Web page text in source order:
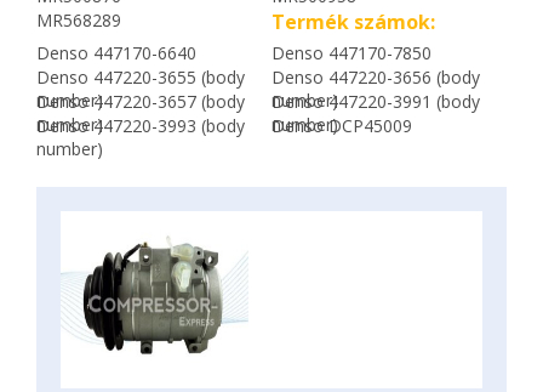
MR568289
Termék számok:
Denso 447170-6640
Denso 447170-7850
Denso 447220-3655 (body
number)
Denso 447220-3656 (body
number)
Denso 447220-3657 (body
number)
Denso 447220-3991 (body
number)
Denso 447220-3993 (body
number)
Denso DCP45009